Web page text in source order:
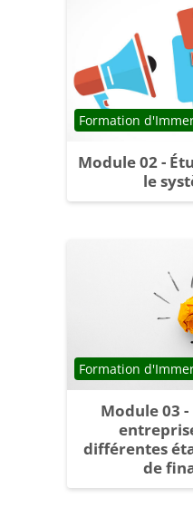
Module 02 -
le
Catégorie de cours
Formation
Module 03
différentes
de
Catégorie de cours
Formation